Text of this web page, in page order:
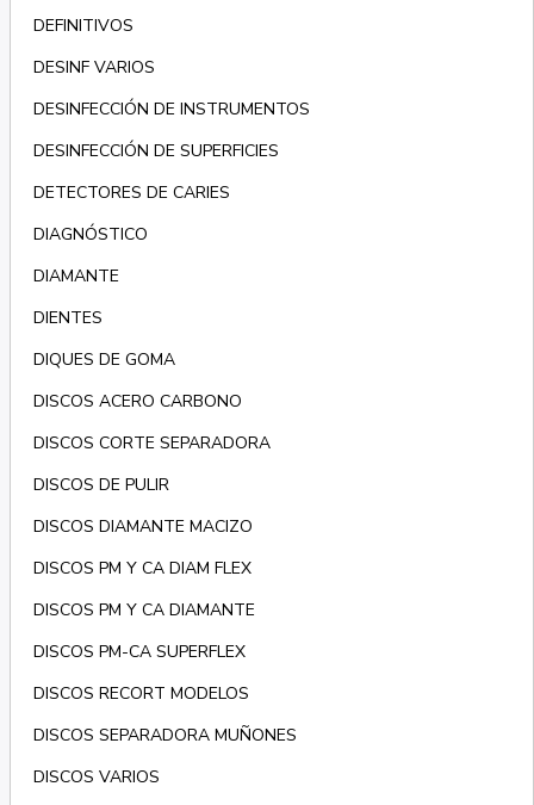
DEFINITIVOS
DESINF VARIOS
DESINFECCIÓN DE INSTRUMENTOS
DESINFECCIÓN DE SUPERFICIES
DETECTORES DE CARIES
DIAGNÓSTICO
DIAMANTE
DIENTES
DIQUES DE GOMA
DISCOS ACERO CARBONO
DISCOS CORTE SEPARADORA
DISCOS DE PULIR
DISCOS DIAMANTE MACIZO
DISCOS PM Y CA DIAM FLEX
DISCOS PM Y CA DIAMANTE
DISCOS PM-CA SUPERFLEX
DISCOS RECORT MODELOS
DISCOS SEPARADORA MUÑONES
DISCOS VARIOS